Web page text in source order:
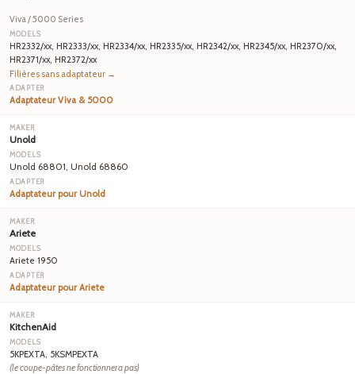
Viva / 5000 Series
HR2332/xx, HR2333/xx, HR2334/xx, HR2335/xx, HR2342/xx, HR2345/xx, HR2370/xx,
HR2371/xx, HR2372/xx
Filières sans adaptateur →
Adaptateur Viva & 5000
Unold
Unold 68801, Unold 68860
Adaptateur pour Unold
Ariete
Ariete 1950
Adaptateur pour Ariete
KitchenAid
5KPEXTA, 5KSMPEXTA
(le coupe-pâtes ne fonctionnera pas)